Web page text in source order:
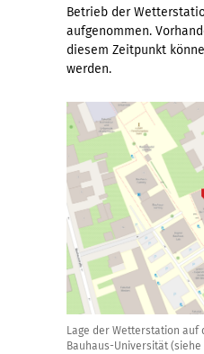
Betrieb der
aufgenommen.
diesem Zeitpunkt
werden.
Lage der Wetterstation auf
Bauhaus-Universität